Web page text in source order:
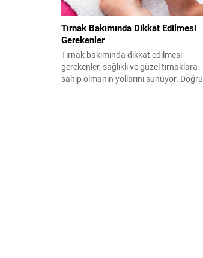
Tırnak Bakımında Dikkat Edilmesi
Gerekenler
Tırnak bakımında dikkat edilmesi
gerekenler, sağlıklı ve güzel tırnaklara
sahip olmanın yollarını sunuyor. Doğru